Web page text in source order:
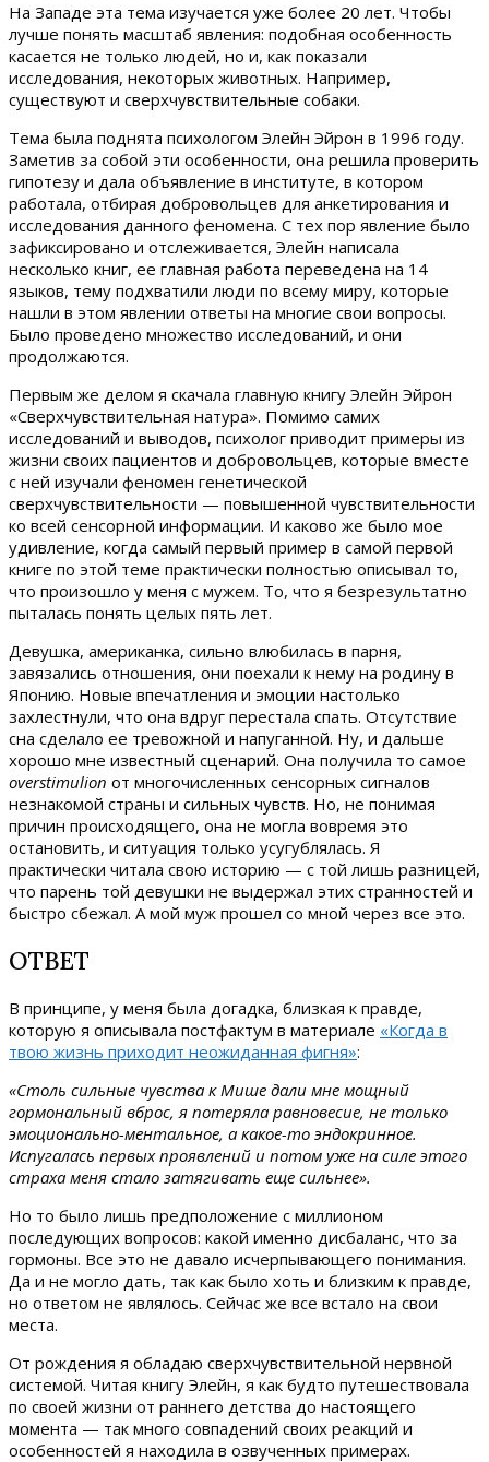
На Западе эта тема изучается уже более 20 лет. Чтобы
лучше понять масштаб явления: подобная особенность
касается не только людей, но и, как показали
исследования, некоторых животных. Например,
существуют и сверхчувствительные собаки.
Тема была поднята психологом Элейн Эйрон в 1996 году.
Заметив за собой эти особенности, она решила проверить
гипотезу и дала объявление в институте, в котором
работала, отбирая добровольцев для анкетирования и
исследования данного феномена. С тех пор явление было
зафиксировано и отслеживается, Элейн написала
несколько книг, ее главная работа переведена на 14
языков, тему подхватили люди по всему миру, которые
нашли в этом явлении ответы на многие свои вопросы.
Было проведено множество исследований, и они
продолжаются.
Первым же делом я скачала главную книгу Элейн Эйрон
«Сверхчувствительная натура». Помимо самих
исследований и выводов, психолог приводит примеры из
жизни своих пациентов и добровольцев, которые вместе
с ней изучали феномен генетической
сверхчувствительности — повышенной чувствительности
ко всей сенсорной информации. И каково же было мое
удивление, когда самый первый пример в самой первой
книге по этой теме практически полностью описывал то,
что произошло у меня с мужем. То, что я безрезультатно
пыталась понять целых пять лет.
Девушка, американка, сильно влюбилась в парня,
завязались отношения, они поехали к нему на родину в
Японию. Новые впечатления и эмоции настолько
захлестнули, что она вдруг перестала спать. Отсутствие
сна сделало ее тревожной и напуганной. Ну, и дальше
хорошо мне известный сценарий. Она получила то самое
overstimulion от многочисленных сенсорных сигналов
незнакомой страны и сильных чувств. Но, не понимая
причин происходящего, она не могла вовремя это
остановить, и ситуация только усугублялась. Я
практически читала свою историю — с той лишь разницей,
что парень той девушки не выдержал этих странностей и
быстро сбежал. А мой муж прошел со мной через все это.
ОТВЕТ
В принципе, у меня была догадка, близкая к правде,
которую я описывала постфактум в материале «Когда в
твою жизнь приходит неожиданная фигня»:
«Столь сильные чувства к Мише дали мне мощный
гормональный вброс, я потеряла равновесие, не только
эмоционально-ментальное, а какое-то эндокринное.
Испугалась первых проявлений и потом уже на силе этого
страха меня стало затягивать еще сильнее».
Но то было лишь предположение с миллионом
последующих вопросов: какой именно дисбаланс, что за
гормоны. Все это не давало исчерпывающего понимания.
Да и не могло дать, так как было хоть и близким к правде,
но ответом не являлось. Сейчас же все встало на свои
места.
От рождения я обладаю сверхчувствительной нервной
системой. Читая книгу Элейн, я как будто путешествовала
по своей жизни от раннего детства до настоящего
момента — так много совпадений своих реакций и
особенностей я находила в озвученных примерах.